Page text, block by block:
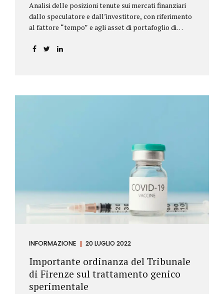
Analisi delle posizioni tenute sui mercati finanziari
dallo speculatore e dall’investitore, con riferimento
al fattore “tempo” e agli asset di portafoglio di
l’investitore Nelle definizioni di Wikipedia si legge:
Investitore: è colui che decide di investire il proprio
loro investimenti, mentre gli speculatori cercano...
INFORMAZIONE 20 LUGLIO 2022
Importante ordinanza del Tribunale
di Firenze sul trattamento genico
sperimentale